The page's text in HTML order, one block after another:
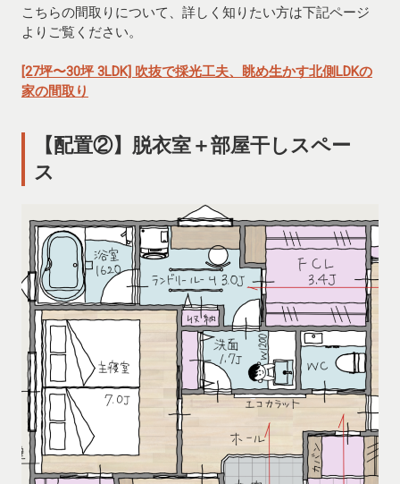
こちらの間取りについて、詳しく知りたい方は下記ページ
よりご覧ください。
[27坪〜30坪 3LDK] 吹抜で採光工夫、眺め生かす北側LDKの
家の間取り
【配置②】脱衣室＋部屋干しスペー
ス